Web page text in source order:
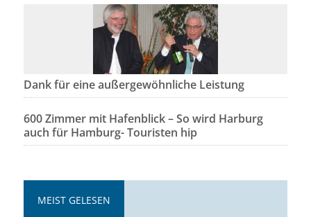
Dank für eine außergewöhnliche Leistung
600 Zimmer mit Hafenblick – So wird Harburg
auch für Hamburg- Touristen hip
MEIST GELESEN